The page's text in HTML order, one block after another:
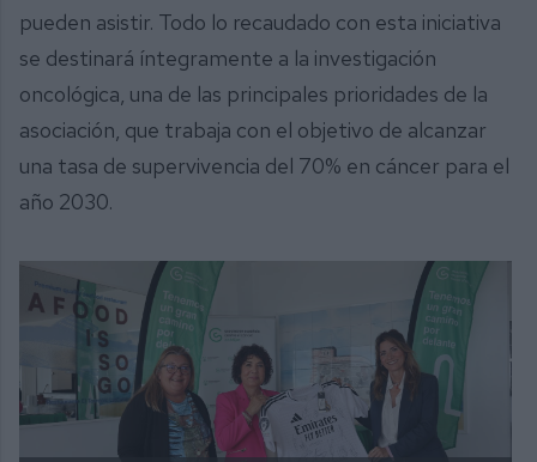
pueden asistir. Todo lo recaudado con esta iniciativa
se destinará íntegramente a la investigación
oncológica, una de las principales prioridades de la
asociación, que trabaja con el objetivo de alcanzar
una tasa de supervivencia del 70% en cáncer para el
año 2030.